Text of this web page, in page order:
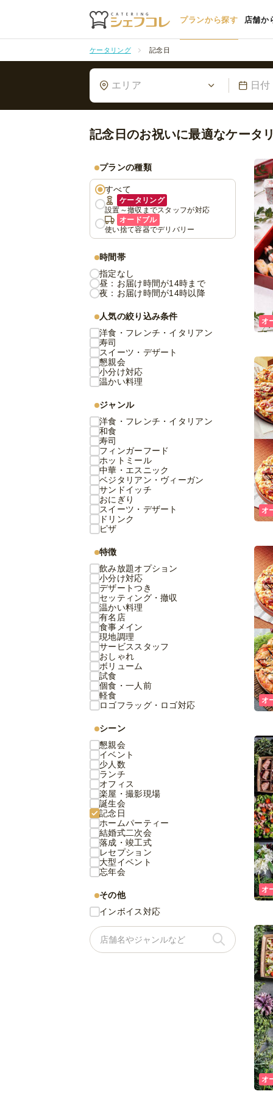
プランから探す 店舗か
ケータリング 記念日
エリア 日付
記念日のお祝いに最適なケータ
オ
オ
オ
オ
オ
プランの種類
すべて
ケータリング
設置～撤収までスタッフが対応
オードブル
使い捨て容器でデリバリー
時間帯
指定なし
昼：お届け時間が14時まで
夜：お届け時間が14時以降
人気の絞り込み条件
洋食・フレンチ・イタリアン
寿司
スイーツ・デザート
懇親会
小分け対応
温かい料理
ジャンル
洋食・フレンチ・イタリアン
和食
寿司
フィンガーフード
ホットミール
中華・エスニック
ベジタリアン・ヴィーガン
サンドイッチ
おにぎり
スイーツ・デザート
ドリンク
ピザ
特徴
飲み放題オプション
小分け対応
デザートつき
セッティング・撤収
温かい料理
有名店
食事メイン
現地調理
サービススタッフ
おしゃれ
ボリューム
試食
個食・一人前
軽食
ロゴフラッグ・ロゴ対応
シーン
懇親会
イベント
少人数
ランチ
オフィス
楽屋・撮影現場
誕生会
記念日
ホームパーティー
結婚式二次会
落成・竣工式
レセプション
大型イベント
忘年会
その他
インボイス対応